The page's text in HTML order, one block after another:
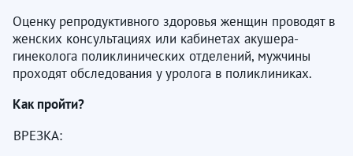
Оценку репродуктивного здоровья женщин проводят в
женских консультациях или кабинетах акушера-
гинеколога поликлинических отделений, мужчины
проходят обследования у уролога в поликлиниках.
Как пройти?
ВРЕЗКА: